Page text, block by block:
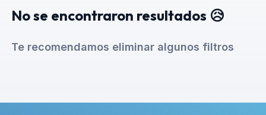
No se encontraron resultados 😥
Te recomendamos eliminar algunos filtros